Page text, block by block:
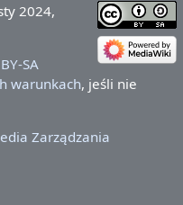
2024,
SA
warunkach, jeśli nie
Zarządzania